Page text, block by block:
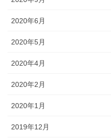
2020年6月
2020年5月
2020年4月
2020年2月
2020年1月
2019年12月